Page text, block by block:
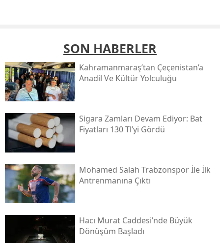
SON HABERLER
Kahramanmaraş’tan Çeçenistan’a
Anadil Ve Kültür Yolculuğu
Sigara Zamları Devam Ediyor: Bat
Fiyatları 130 Tl’yi Gördü
Mohamed Salah Trabzonspor İle İlk
Antrenmanına Çıktı
Hacı Murat Caddesi’nde Büyük
Dönüşüm Başladı